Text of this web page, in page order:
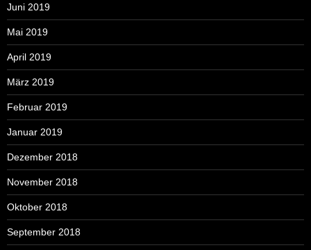
Juni 2019
Mai 2019
April 2019
März 2019
Februar 2019
Januar 2019
Dezember 2018
November 2018
Oktober 2018
September 2018